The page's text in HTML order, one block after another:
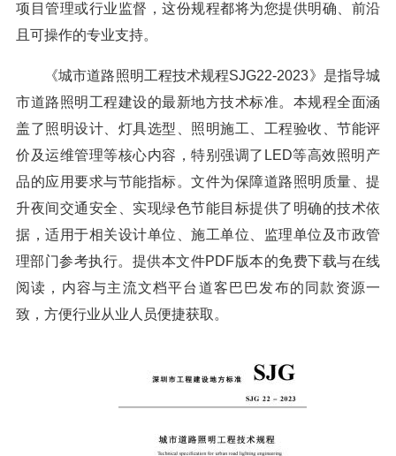
项目管理或行业监督，这份规程都将为您提供明确、前沿
且可操作的专业支持。
《城市道路照明工程技术规程SJG22-2023》是指导城
市道路照明工程建设的最新地方技术标准。本规程全面涵
盖了照明设计、灯具选型、照明施工、工程验收、节能评
价及运维管理等核心内容，特别强调了LED等高效照明产
品的应用要求与节能指标。文件为保障道路照明质量、提
升夜间交通安全、实现绿色节能目标提供了明确的技术依
据，适用于相关设计单位、施工单位、监理单位及市政管
理部门参考执行。提供本文件PDF版本的免费下载与在线
阅读，内容与主流文档平台道客巴巴发布的同款资源一
致，方便行业从业人员便捷获取。